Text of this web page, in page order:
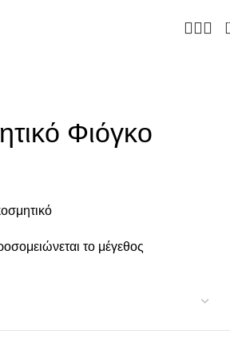
Φιόγκο
το μέγεθος